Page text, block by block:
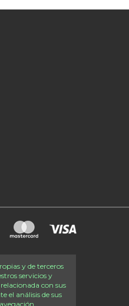
y de terceros
servicios y
con sus
el análisis de sus